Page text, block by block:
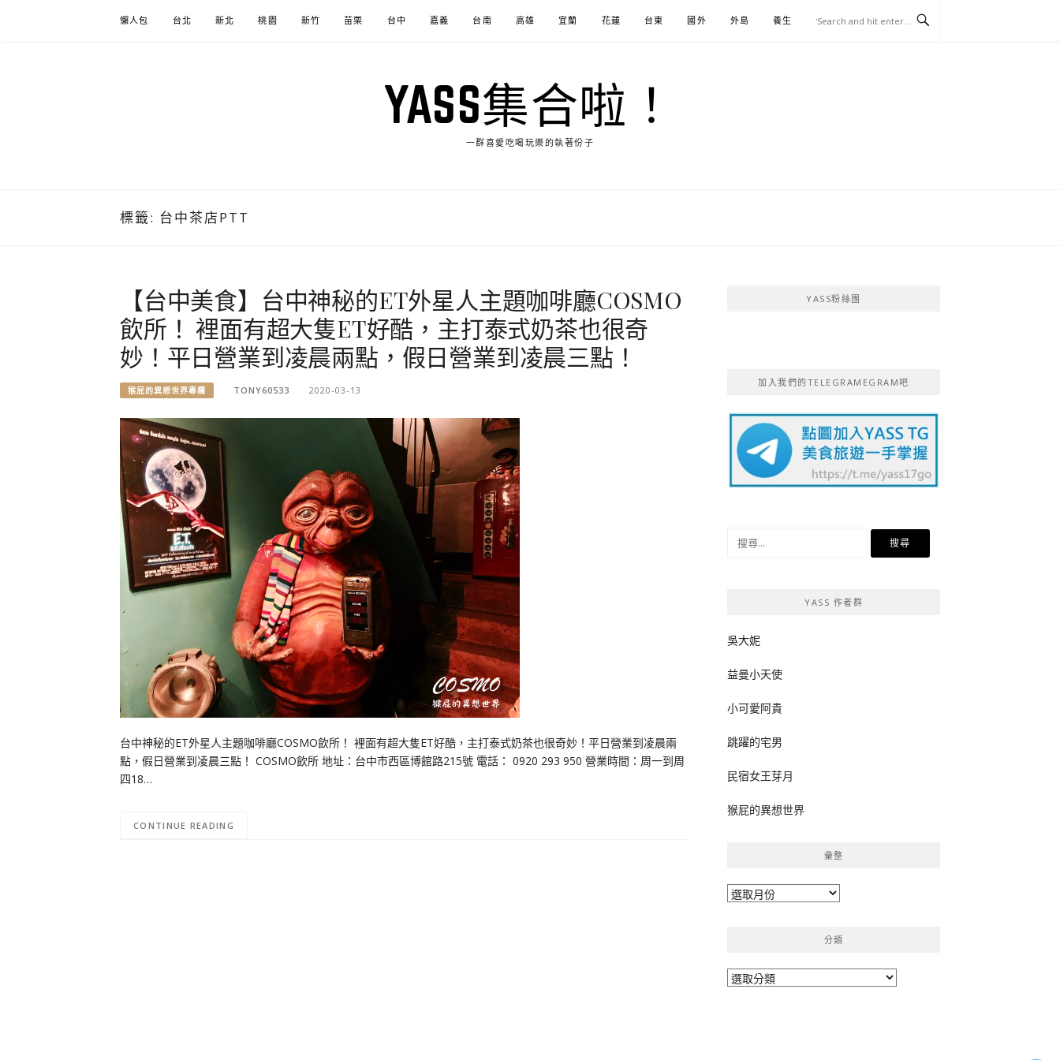
懶人包 台北 新北 桃園 新竹 苗栗 台中 嘉義 台南 高雄 宜蘭 花蓮 台東 國外 外島 養生 伴手禮
YASS集合啦！
一群喜愛吃喝玩樂的執著份子
標籤: 台中茶店PTT
【台中美食】台中神秘的ET外星人主題咖啡廳COSMO
飲所！ 裡面有超大隻ET好酷，主打泰式奶茶也很奇
妙！平日營業到凌晨兩點，假日營業到凌晨三點！
猴屁的異想世界專欄 TONY60533 2020-03-13
台中神秘的ET外星人主題咖啡廳COSMO飲所！ 裡面有超大隻ET好酷，主打泰式奶茶也很奇妙！平日營業到凌晨兩
點，假日營業到凌晨三點！ COSMO飲所 地址：台中市西區博館路215號 電話： 0920 293 950 營業時間：周一到周
四18…
CONTINUE READING
YASS粉絲團
加入我們的TELEGRAMEGRAM吧
YASS 作者群
吳大妮
益曼小天使
小可愛阿貴
跳躍的宅男
民宿女王芽月
猴屁的異想世界
彙整
彙
分類
分